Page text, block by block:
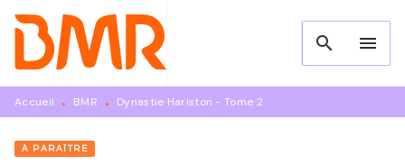
MENU RECHERCHE
PIED DE PAGE
search menu
Accueil • BMR • Dynastie Hariston - Tome 2
À PARAÎTRE